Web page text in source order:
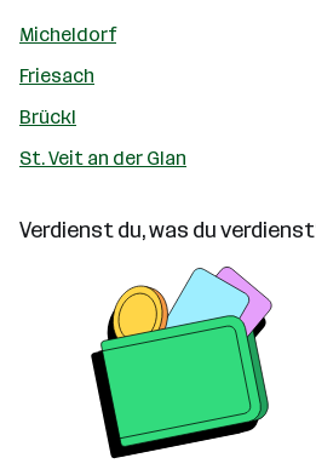
Micheldorf
Friesach
Brückl
St. Veit an der Glan
Verdienst du, was du